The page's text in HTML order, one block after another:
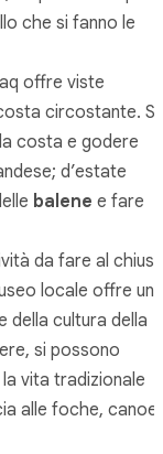
che si fanno le
offre viste
circostante. Si
costa e godere
d’estate
balene e fare
da fare al
locale offre una
della cultura della
si possono
vita tradizionale
alle foche, canoe